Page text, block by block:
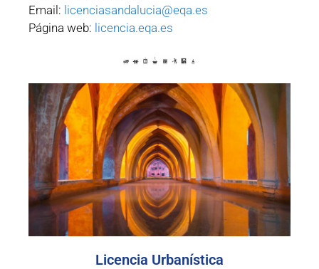
Email: licenciasandalucia@eqa.es
Página web: licencia.eqa.es
Licencia Urbanística